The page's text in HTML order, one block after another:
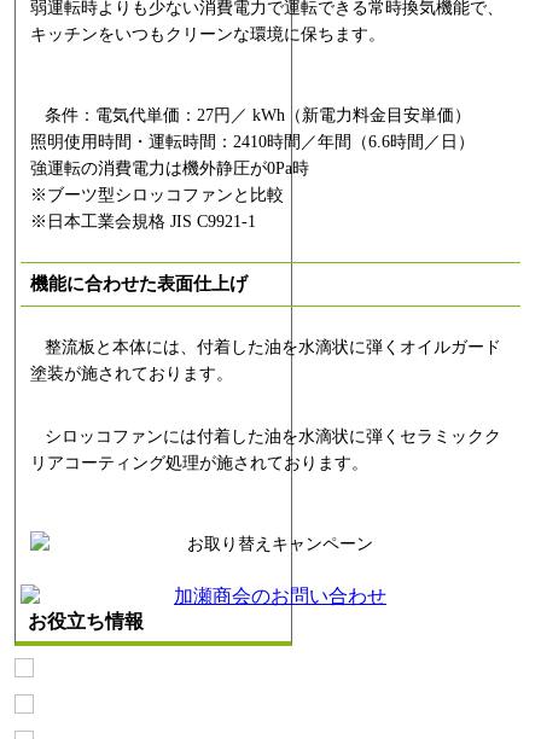
弱運転時よりも少ない消費電力で運転できる常時換気機能で、
キッチンをいつもクリーンな環境に保ちます。
条件：電気代単価：27円／ kWh（新電力料金目安単価）
照明使用時間・運転時間：2410時間／年間（6.6時間／日）
強運転の消費電力は機外静圧が0Pa時
※ブーツ型シロッコファンと比較
※日本工業会規格 JIS C9921-1
機能に合わせた表面仕上げ
整流板と本体には、付着した油を水滴状に弾くオイルガード
塗装が施されております。
シロッコファンには付着した油を水滴状に弾くセラミックク
リアコーティング処理が施されております。
お役立ち情報